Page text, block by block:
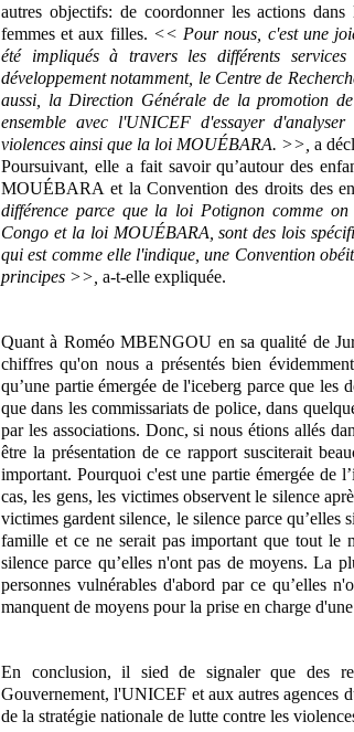
autres objectifs: de coordonner les actions
femmes et aux filles. << Pour nous, c'est une
été impliqués à travers les différents
développement notamment, le Centre de
aussi, la Direction Générale de la promotion
ensemble avec l'UNICEF d'essayer
violences ainsi que la loi MOUÉBARA. >>, a
Poursuivant, elle a fait savoir qu’autour des
MOUÉBARA et la Convention des droits des
différence parce que la loi Potignon comme
Congo et la loi MOUÉBARA, sont des lois
qui est comme elle l'indique, une Convention
principes >>, a-t-elle expliquée.
Quant à Roméo MBENGOU en sa qualité de
chiffres qu'on nous a présentés bien
qu’une partie émergée de l'iceberg parce que les
que dans les commissariats de police, dans
par les associations. Donc, si nous étions allés
être la présentation de ce rapport susciterait
important. Pourquoi c'est une partie émergée de
cas, les gens, les victimes observent le silence
victimes gardent silence, le silence parce
famille et ce ne serait pas important que tout
silence parce qu’elles n'ont pas de moyens. La
personnes vulnérables d'abord par ce qu’elles
manquent de moyens pour la prise en charge
En conclusion, il sied de signaler que des
Gouvernement, l'UNICEF et aux autres agences
de la stratégie nationale de lutte contre les